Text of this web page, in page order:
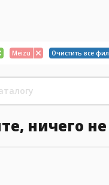
Meizu Очистить все
ничего